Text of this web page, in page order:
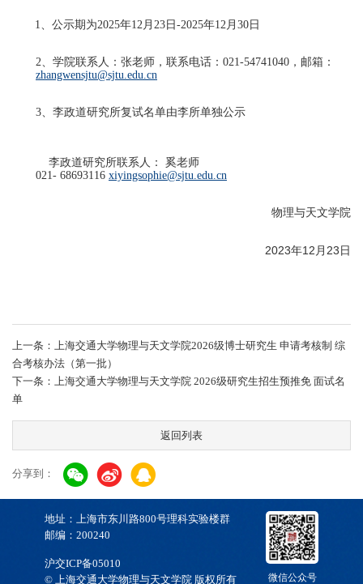
1、公示期为2025年12月 23 日 -2025年12月 30 日
2、学院联系人：张老师，联系电话： 021-54741040 ，邮箱：
zhangwensjtu@sjtu.edu.cn
3、李政道研究所复试名单由李所单独公示
李政道研究所联系人： 奚老师
021- 68693116 xiyingsophie@sjtu.edu.cn
物理与天文学院
2023年12 月 23 日
上一条：上海交通大学物理与天文学院2026级博士研究生 申请考核制 综
合考核办法（第一批）
下一条：上海交通大学物理与天文学院 2026级研究生招生预推免 面试名
单
返回列表
分享到：
地址：上海市东川路800号理科实验楼群
邮编：200240
沪交ICP备05010
© 上海交通大学物理与天文学院 版权所有
微信公众号